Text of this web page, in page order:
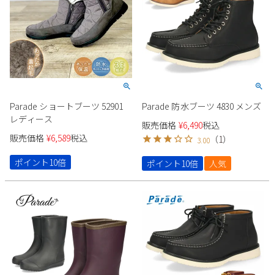
Parade ショートブーツ 52901
レディース
販売価格 ¥6,589税込
ポイント10倍
Parade 防水ブーツ 4830 メンズ
販売価格 ¥6,490税込
3.00 （1）
ポイント10倍
人気